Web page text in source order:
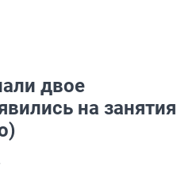
двое
на занятия